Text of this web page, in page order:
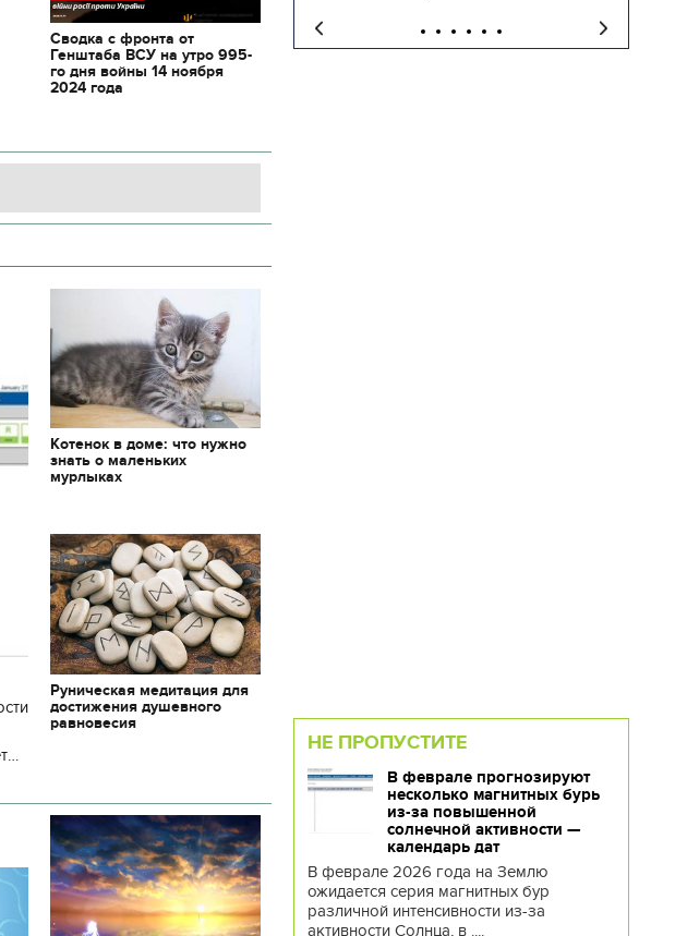
Сводка с фронта от
Генштаба ВСУ на утро 995-
го дня войны 14 ноября
2024 года
Котенок в доме: что нужно
знать о маленьких
мурлыках
Руническая медитация для
достижения душевного
равновесия
НЕ ПРОПУСТИТЕ
В феврале прогнозируют
несколько магнитных бурь
из-за повышенной
солнечной активности —
календарь дат
В феврале 2026 года на Землю
ожидается серия магнитных бур
различной интенсивности из-за
активности Солнца, в ....